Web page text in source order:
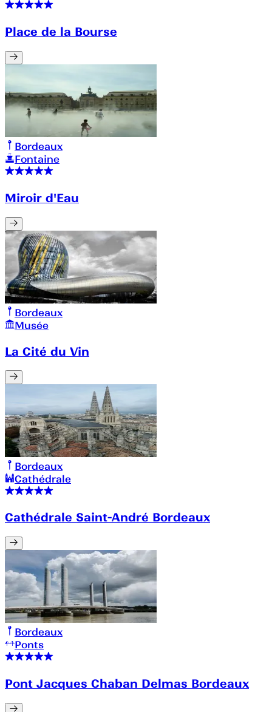
Place de la Bourse
Bordeaux
Fontaine
Miroir d'Eau
Bordeaux
Musée
La Cité du Vin
Bordeaux
Cathédrale
Cathédrale Saint-André Bordeaux
Bordeaux
Ponts
Pont Jacques Chaban Delmas Bordeaux